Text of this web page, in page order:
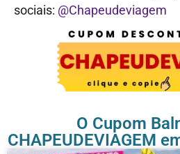
sociais: @Chapeudeviagem
O Cupom
CHAPEUDEVIAGEM